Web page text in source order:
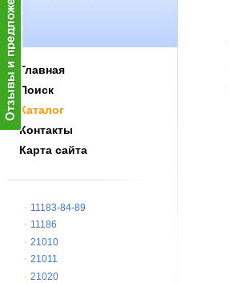
Главная
Поиск
Каталог
Контакты
Карта сайта
11183-84-89
11186
21010
21011
21020